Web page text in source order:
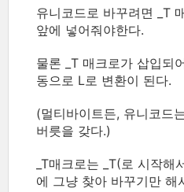
유니코드로 바꾸려면 _T
앞에 넣어줘야한다.
물론 _T 매크로가 삽입되
동으로 L로 변환이 된다.
(멀티바이트든, 유니코드
버릇을 갖다.)
_T매크로는 _T(로 시작
에 그냥 찾아 바꾸기만 해